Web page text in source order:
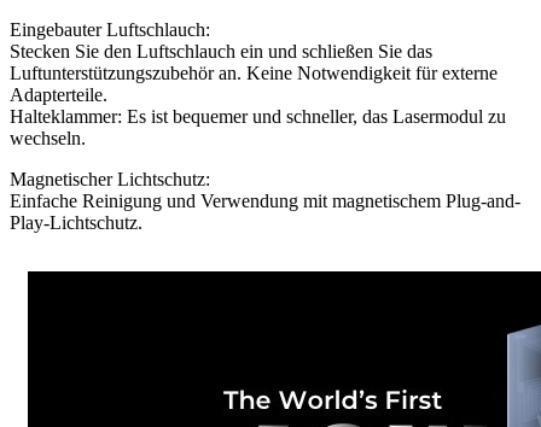
Eingebauter Luftschlauch:
Stecken Sie den Luftschlauch ein und schließen Sie das
Luftunterstützungszubehör an. Keine Notwendigkeit für externe
Adapterteile.
Halteklammer: Es ist bequemer und schneller, das Lasermodul zu
wechseln.
Magnetischer Lichtschutz:
Einfache Reinigung und Verwendung mit magnetischem Plug-and-
Play-Lichtschutz.